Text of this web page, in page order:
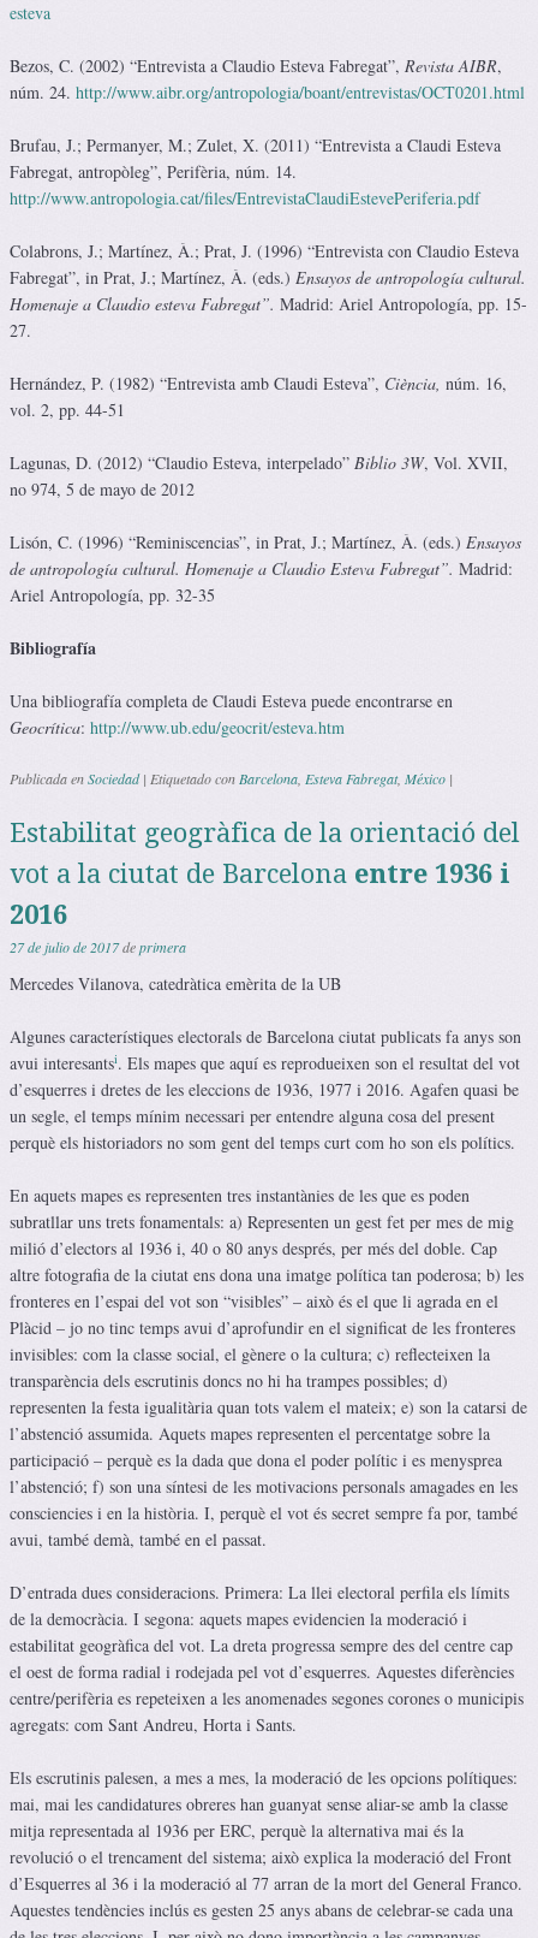
esteva
Bezos, C. (2002) “Entrevista a Claudio Esteva Fabregat”, Revista AIBR,
núm. 24. http://www.aibr.org/antropologia/boant/entrevistas/OCT0201.html
Brufau, J.; Permanyer, M.; Zulet, X. (2011) “Entrevista a Claudi Esteva
Fabregat, antropòleg”, Perifèria, núm. 14.
http://www.antropologia.cat/files/EntrevistaClaudiEstevePeriferia.pdf
Colabrons, J.; Martínez, À.; Prat, J. (1996) “Entrevista con Claudio Esteva
Fabregat”, in Prat, J.; Martínez, À. (eds.) Ensayos de antropología cultural.
Homenaje a Claudio esteva Fabregat”. Madrid: Ariel Antropología, pp. 15-
27.
Hernández, P. (1982) “Entrevista amb Claudi Esteva”, Ciència, núm. 16,
vol. 2, pp. 44-51
Lagunas, D. (2012) “Claudio Esteva, interpelado” Biblio 3W, Vol. XVII,
no 974, 5 de mayo de 2012
Lisón, C. (1996) “Reminiscencias”, in Prat, J.; Martínez, À. (eds.) Ensayos
de antropología cultural. Homenaje a Claudio Esteva Fabregat”. Madrid:
Ariel Antropología, pp. 32-35
Bibliografía
Una bibliografía completa de Claudi Esteva puede encontrarse en
Geocrítica: http://www.ub.edu/geocrit/esteva.htm
Publicada enSociedad | Etiquetado con Barcelona Esteva Fabregat, México |
Estabilitat geogràfica de la orientació del
vot a la ciutat de Barcelona entre 1936 i
2016
27 de julio de 2017deprimera
Mercedes Vilanova, catedràtica emèrita de la UB
Algunes característiques electorals de Barcelona ciutat publicats fa anys son
avui interesantsi. Els mapes que aquí es reprodueixen son el resultat del vot
d’esquerres i dretes de les eleccions de 1936, 1977 i 2016. Agafen quasi be
un segle, el temps mínim necessari per entendre alguna cosa del present
perquè els historiadors no som gent del temps curt com ho son els polítics.
En aquets mapes es representen tres instantànies de les que es poden
subratllar uns trets fonamentals: a) Representen un gest fet per mes de mig
milió d’electors al 1936 i, 40 o 80 anys després, per més del doble. Cap
altre fotografia de la ciutat ens dona una imatge política tan poderosa; b) les
fronteres en l’espai del vot son “visibles” – això és el que li agrada en el
Plàcid – jo no tinc temps avui d’aprofundir en el significat de les fronteres
invisibles: com la classe social, el gènere o la cultura; c) reflecteixen la
transparència dels escrutinis doncs no hi ha trampes possibles; d)
representen la festa igualitària quan tots valem el mateix; e) son la catarsi de
l’abstenció assumida. Aquets mapes representen el percentatge sobre la
participació – perquè es la dada que dona el poder polític i es menysprea
l’abstenció; f) son una síntesi de les motivacions personals amagades en les
consciencies i en la història. I, perquè el vot és secret sempre fa por, també
avui, també demà, també en el passat.
D’entrada dues consideracions. Primera: La llei electoral perfila els límits
de la democràcia. I segona: aquets mapes evidencien la moderació i
estabilitat geogràfica del vot. La dreta progressa sempre des del centre cap
el oest de forma radial i rodejada pel vot d’esquerres. Aquestes diferències
centre/perifèria es repeteixen a les anomenades segones corones o municipis
agregats: com Sant Andreu, Horta i Sants.
Els escrutinis palesen, a mes a mes, la moderació de les opcions polítiques:
mai, mai les candidatures obreres han guanyat sense aliar-se amb la classe
mitja representada al 1936 per ERC, perquè la alternativa mai és la
revolució o el trencament del sistema; això explica la moderació del Front
d’Esquerres al 36 i la moderació al 77 arran de la mort del General Franco.
Aquestes tendències inclús es gesten 25 anys abans de celebrar-se cada una